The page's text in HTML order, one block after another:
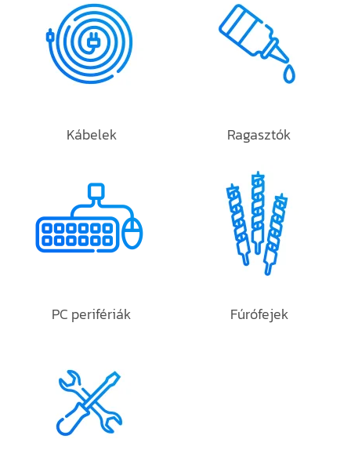
Kábelek Ragasztók
PC perifériák Fúrófejek